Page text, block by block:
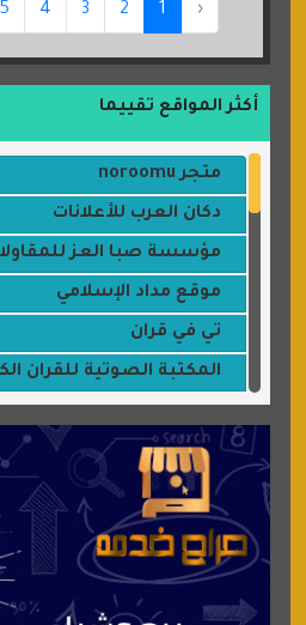
‹
1
2
3
4
5
أكثر المواقع تقييما
متجر noroomu
دكان العرب للأعلانات
مؤسسة صبا العز
موقع مداد الإسلامي
تي في قران
المكتبة الصوتية للقران
موقع سيارات عربية
عالم كوكي
سورة قران
شركة إعمار الرياض
شبكة رأيي